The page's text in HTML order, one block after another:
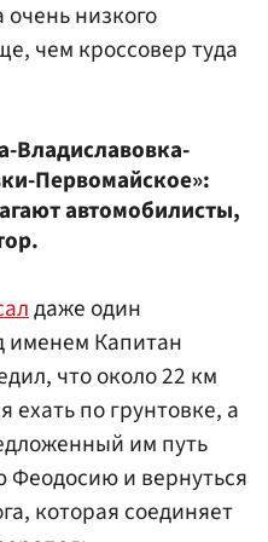
низкого
чем кроссовер туда
Владиславовка-
Первомайское»:
автомобилисты,
даже один
именем Капитан
что около 22 км
ехать по грунтовке, а
им путь
Феодосию и вернуться
которая соединяет